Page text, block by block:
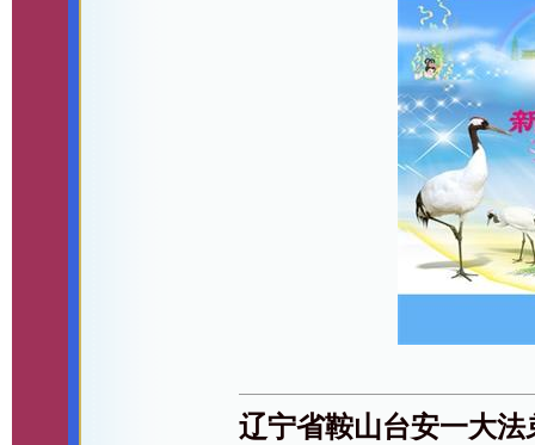
辽宁省鞍山台安一大